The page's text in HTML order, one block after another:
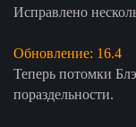
Исправлено
Обновление: 16.4
Теперь потомки
пораздельности.